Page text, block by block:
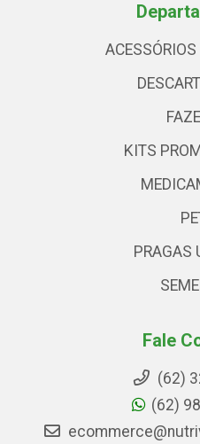
KITS
PRAGAS
Fale
(62)
(62)